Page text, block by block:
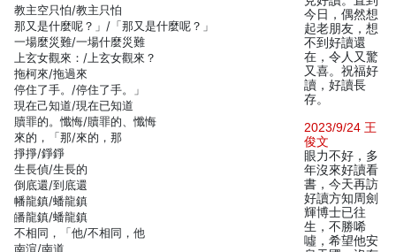
教主空只怕/教主只怕
那又是什麼呢？」/「那又是什麼呢？」
一場麼災難/一場什麼災難
上玄女觀來：/上玄女觀來？
拖柯來/拖過來
停住了手。/停住了手。」
現在己知道/現在已知道
贖罪的。懺悔/贖罪的、懺悔
來的，「那/來的，那
掙掙/錚錚
生長偵/生長的
倒底還/到底還
幡龍鎮/蟠龍鎮
皤龍鎮/蟠龍鎮
不相同，「他/不相同，他
南渲/南道
今日，偶然想
起老朋友，想
不到好讀還
在，令人又驚
又喜。祝福好
讀，好讀長
存。
2023/9/24 王
俊文
眼力不好，多
年沒來好讀看
書，今天再訪
好讀方知周劍
輝博士已往
生，不勝唏
噓，希望他安